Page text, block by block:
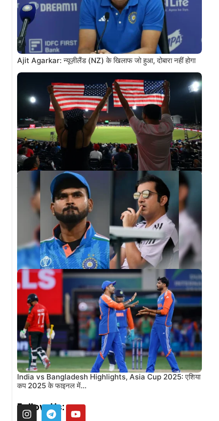
Ajit Agarkar: न्यूज़ीलैंड (NZ) के खिलाफ जो हुआ, दोबारा नहीं होगा
ICC Suspended USA Cricket Board: पाकिस्तान को मात देने
वाली अमेरिका की टीम…
Shreyas Iyer wants a break from red-ball cricket:
श्रेयस अय्यर का चौंकाने वाला…
India vs Bangladesh Highlights, Asia Cup 2025: एशिया
कप 2025 के फाइनल में…
Follow Us: